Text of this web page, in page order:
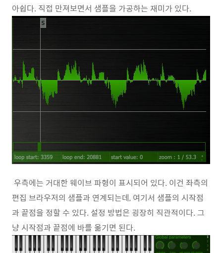
아쉽다. 직접 만져보면서 샘플을 가공하는 재미가 있다.
우측에는 거대한 웨이브 파형이 표시되어 있다. 이건 좌측의
편집 브라우저의 샘플과 연계되는데, 여기서 샘플의 시작점
과 끝점을 정할 수 있다. 설정 방법은 굉장히 직관적이다. 그
냥 시작점과 끝점에 바를 옮기면 된다.